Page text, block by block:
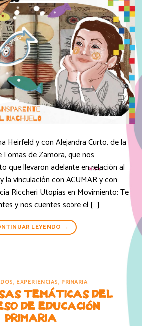
Heirfeld y con Alejandra Curto, de la
Lomas de Zamora, que nos
que llevaron adelante en relación al
la vinculación con ACUMAR y con
Riccheri Utopías en Movimiento: Te
y nos cuentes sobre el […]
LEYENDO →
, EXPERIENCIAS, PRIMARIA
TEMÁTICAS DEL
DE EDUCACIÓN
PRIMARIA